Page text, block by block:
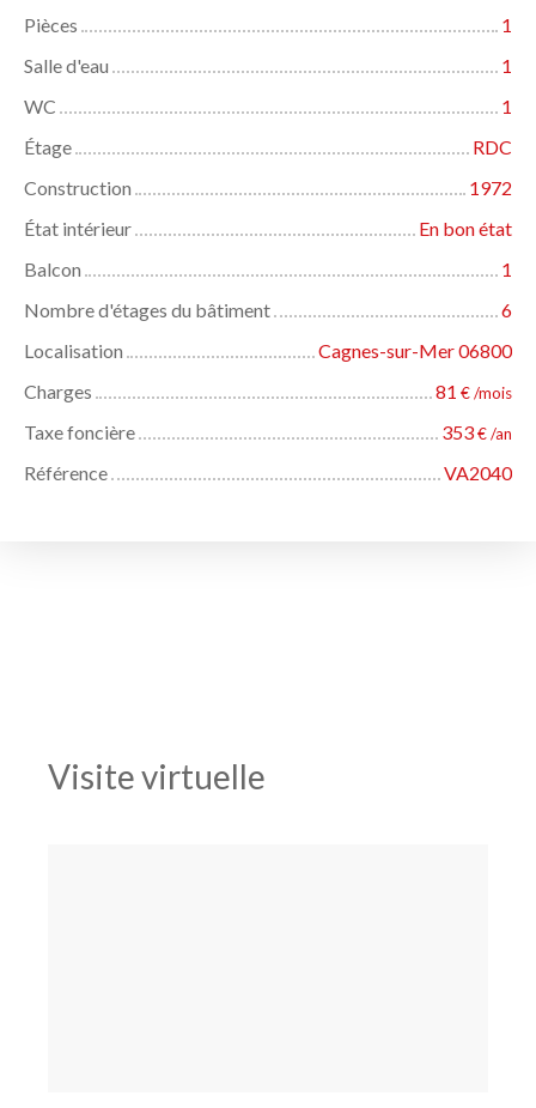
Pièces
1
Salle d'eau
1
WC
1
Étage
RDC
Construction
1972
État intérieur
En bon état
Balcon
1
Nombre d'étages du bâtiment
6
Localisation
Cagnes-sur-Mer 06800
Charges
81 € /mois
Taxe foncière 353€ /an
Référence VA2040
Visite virtuelle